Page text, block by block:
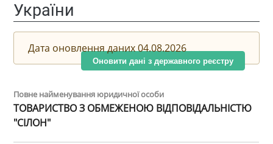
України
Дата оновлення даних 04.08.2026
Оновити дані з державного реєстру
Повне найменування юридичної особи
ТОВАРИСТВО З ОБМЕЖЕНОЮ ВІДПОВІДАЛЬНІСТЮ
"СІЛОН"